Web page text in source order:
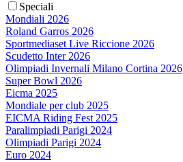
Speciali
Mondiali 2026
Roland Garros 2026
Sportmediaset Live Riccione 2026
Scudetto Inter 2026
Olimpiadi Invernali Milano Cortina 2026
Super Bowl 2026
Eicma 2025
Mondiale per club 2025
EICMA Riding Fest 2025
Paralimpiadi Parigi 2024
Olimpiadi Parigi 2024
Euro 2024